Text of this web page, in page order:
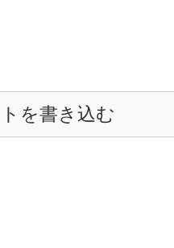
を書き込む